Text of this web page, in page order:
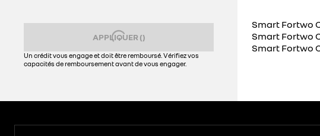
APPLIQUER ()
Un crédit vous engage et doit être remboursé. Vérifiez vos
capacités de remboursement avant de vous engager.
Smart Fortwo
Smart Fortwo
Smart Fortwo